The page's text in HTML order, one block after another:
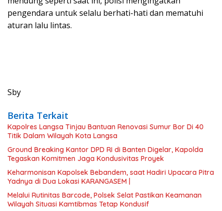
pengendara untuk selalu berhati-hati dan mematuhi
aturan lalu lintas.
Sby
Berita Terkait
Kapolres Langsa Tinjau Bantuan Renovasi Sumur Bor Di 40
Titik Dalam Wilayah Kota Langsa
Ground Breaking Kantor DPD RI di Banten Digelar, Kapolda
Tegaskan Komitmen Jaga Kondusivitas Proyek
Keharmonisan Kapolsek Bebandem, saat Hadiri Upacara Pitra
Yadnya di Dua Lokasi ​KARANGASEM |
Melalui Rutinitas Barcode, Polsek Selat Pastikan Keamanan
Wilayah Situasi Kamtibmas Tetap Kondusif